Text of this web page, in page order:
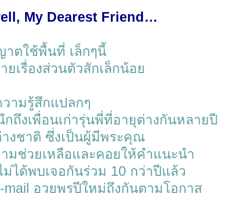
My Dearest Friend…
ตใช้พื้นที่ เล็กๆนี้
ยเรื่องส่วนตัวสักเล็กน้อย
ามรู้สึกแปลกๆ
ถึงเพื่อนเก่ารุ่นพี่ที่อายุต่างกันหลายปี
างชาติ ซึ่งเป็นผู้มีพระคุณ
มช่วยเหลือและคอยให้คำแนะนำ
ได้พบเจอกันร่วม 10 กว่าปีแล้ว
mail อวยพรปีใหม่ถึงกันตามโอกาส